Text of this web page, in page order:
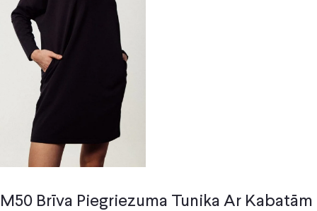
M50 Brīva Piegriezuma Tunika Ar Kabatām